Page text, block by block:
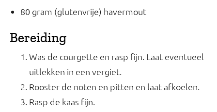
80 gram (glutenvrije) havermout
Bereiding
Was de courgette en rasp fijn. Laat eventueel
uitlekken in een vergiet.
Rooster de noten en pitten en laat afkoelen.
Rasp de kaas fijn.